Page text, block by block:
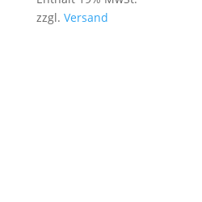
zzgl. Versand